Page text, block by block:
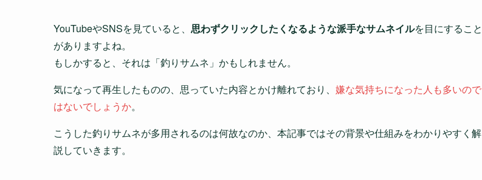
YouTubeやSNSを見ていると、 思わずクリックしたくなるような派手なサムネイルを目にすること
がありますよね。
もしかすると、それは「釣りサムネ」かもしれません。
気になって再生したものの、思っていた内容とかけ離れており、 嫌な気持ちになった人も多いので
はないでしょうか。
こうした釣りサムネが多用されるのは何故なのか、本記事ではその背景や仕組みをわかりやすく解
説していきます。